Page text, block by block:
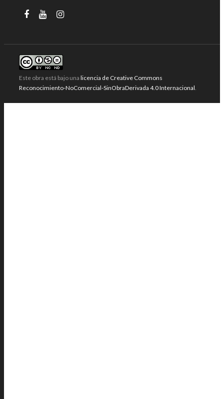
Este obra está bajo una licencia de Creative Commons
Reconocimiento-NoComercial-SinObraDerivada 4.0 Internacional